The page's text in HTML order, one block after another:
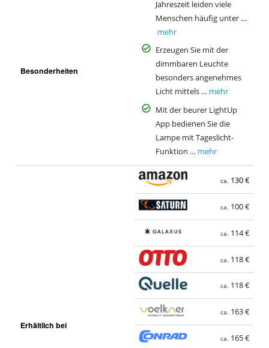
Besonderheiten
Jahreszeit leiden viele
Menschen häufig unter …
mehr
Erzeugen Sie mit der
dimmbaren Leuchte
besonders angenehmes
Licht mittels … mehr
Mit der beurer LightUp
App bedienen Sie die
Lampe mit Tageslicht-
Funktion … mehr
Erhältlich bei
ca. 130 €
ca. 100 €
ca. 114 €
ca. 118 €
ca. 118 €
ca. 163 €
ca. 165 €